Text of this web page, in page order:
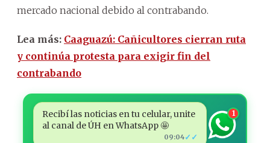
mercado nacional debido al contrabando.
Lea más: Caaguazú: Cañicultores cierran ruta
y continúa protesta para exigir fin del
contrabando
Recibí las noticias en tu celular, unite
al canal de ÚH en WhatsApp 🤩
09:04✓✓
1